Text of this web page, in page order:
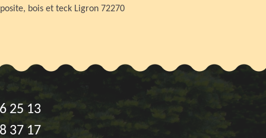
bois et teck Ligron 72270
25 13
37 17